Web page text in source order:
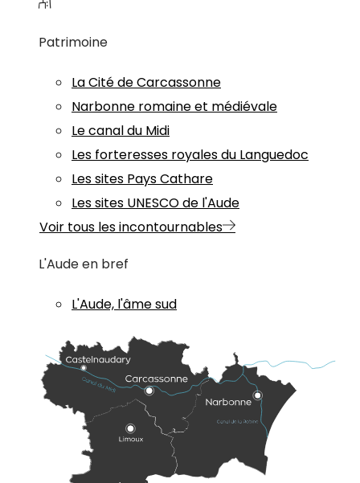
Patrimoine
La Cité de Carcassonne
Narbonne romaine et médiévale
Le canal du Midi
Les forteresses royales du Languedoc
Les sites Pays Cathare
Les sites UNESCO de l'Aude
Voir tous les incontournables
L'Aude en bref
L'Aude, l'âme sud